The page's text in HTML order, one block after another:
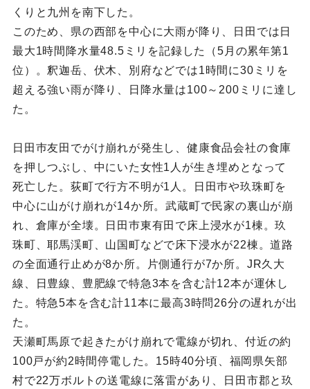
くりと九州を南下した。
このため、県の西部を中心に大雨が降り、日田では日
最大1時間降水量48.5ミリを記録した（5月の累年第1
位）。釈迦岳、伏木、別府などでは1時間に30ミリを
超える強い雨が降り、日降水量は100～200ミリに達し
た。
日田巿友田でがけ崩れが発生し、健康食品会社の食庫
を押しつぶし、中にいた女性1人が生き埋めとなって
死亡した。荻町で行方不明が1人。日田巿や玖珠町を
中心に山がけ崩れが14か所。武蔵町で民家の裏山が崩
れ、倉庫が全壊。日田巿東有田で床上浸水が1棟。玖
珠町、耶馬渓町、山国町などで床下浸水が22棟。道路
の全面通行止めが8か所。片側通行が7か所。JR久大
線、日豊線、豊肥線で特急3本を含む計12本が運休し
た。特急5本を含む計11本に最高3時問26分の遅れが出
た。
天瀬町馬原で起きたがけ崩れで電線が切れ、付近の約
100戸が約2時間停電した。15時40分頃、福岡県矢部
村で22万ボルトの送電線に落雷があり、日田市郡と玖